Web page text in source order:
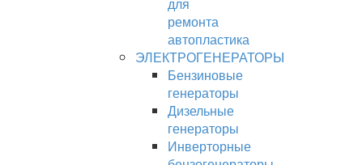
ремонта
автопластика
ЭЛЕКТРОГЕНЕРАТОРЫ
Бензиновые
генераторы
Дизельные
генераторы
Инверторные